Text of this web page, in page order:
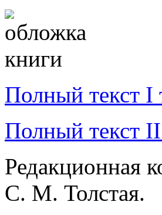
Полный текст I
Полный текст
Редакционная
С. М. Толстая.